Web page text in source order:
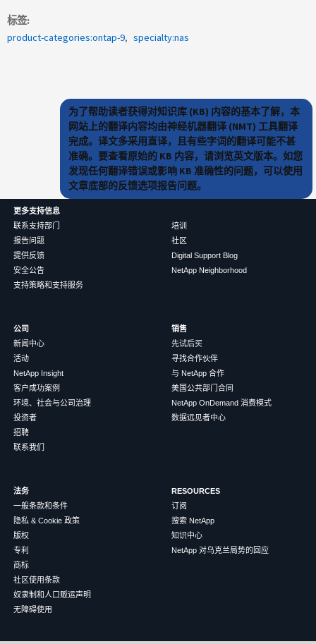
标签
product-categories:ontap-9
specialty:nas
为了帮助读者获得对知识库 (KB) 内容的基本了解，本
网站上的翻译内容均由神经机器翻译 (NMT) 工具翻译
完成。译文多采用直译，且有些字词的翻译可能不甚
准确。要查看原始的 KB 内容，请浏览英文版本。如您
发现任何翻译错误或影响 KB 准确性的问题，可以使用
文章底部的反馈选项报告问题。
更多支持信息
联系支持部门
报告问题
提供反馈
安全公告
支持策略和支持服务
培训
社区
Digital Support Blog
NetApp Neighborhood
公司
新闻中心
活动
NetApp Insight
客户成功案例
环境、社会与公司治理
投资者
招聘
联系我们
销售
先试后买
寻找合作伙伴
与 NetApp 合作
美国公共部门合同
NetApp OnDemand 消费模式
数据远见者中心
法务
一般条款和条件
隐私 & Cookie 政策
版权
专利
商标
社区使用条款
奴隶制和人口贩运声明
无障碍使用
RESOURCES
订阅
搜索 NetApp
知识中心
NetApp 对乌克兰局势的回应